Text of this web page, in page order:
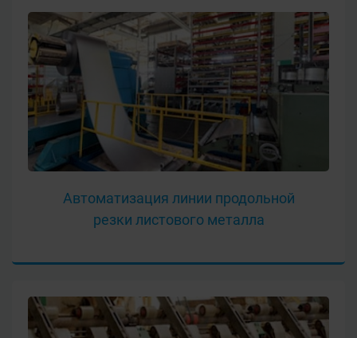
Автоматизация линии продольной
резки листового металла